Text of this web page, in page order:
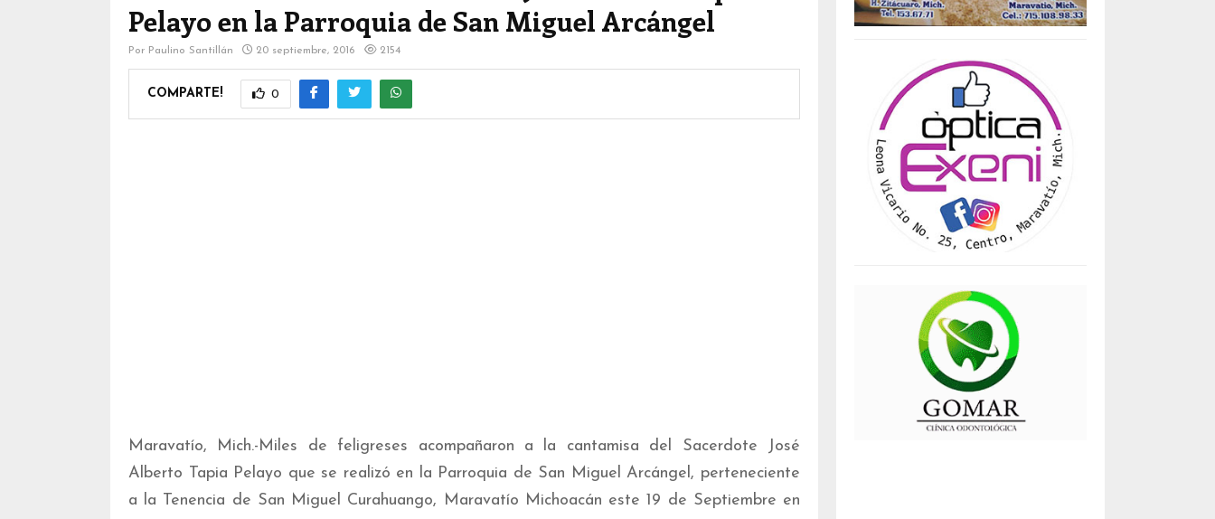
Pelayo en la Parroquia de San Miguel Arcángel
Por Paulino Santillán 20 septiembre, 2016 2154
COMPARTE! 0
Maravatío, Mich.-Miles de feligreses acompañaron a la cantamisa del Sacerdote José
Alberto Tapia Pelayo que se realizó en la Parroquia de San Miguel Arcángel, perteneciente
a la Tenencia de San Miguel Curahuango, Maravatío Michoacán este 19 de Septiembre en